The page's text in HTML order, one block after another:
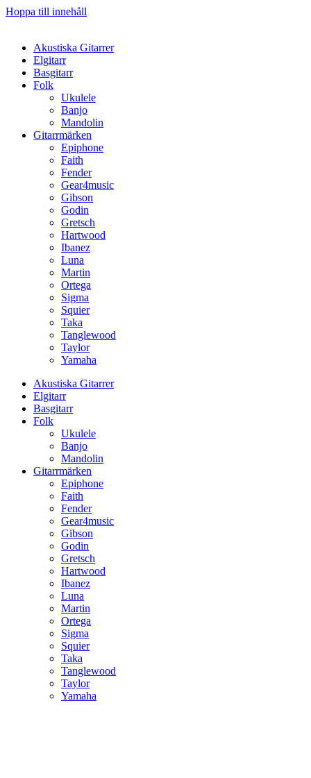
Hoppa till innehåll
Akustiska Gitarrer
Elgitarr
Basgitarr
Folk
Ukulele
Banjo
Mandolin
Gitarrmärken
Epiphone
Faith
Fender
Gear4music
Gibson
Godin
Gretsch
Hartwood
Ibanez
Luna
Martin
Ortega
Sigma
Squier
Taka
Tanglewood
Taylor
Yamaha
Akustiska Gitarrer
Elgitarr
Basgitarr
Folk
Ukulele
Banjo
Mandolin
Gitarrmärken
Epiphone
Faith
Fender
Gear4music
Gibson
Godin
Gretsch
Hartwood
Ibanez
Luna
Martin
Ortega
Sigma
Squier
Taka
Tanglewood
Taylor
Yamaha